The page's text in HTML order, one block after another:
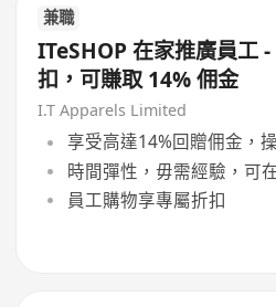
兼職
ITeSHOP 在家推廣員工
扣，可賺取 14% 佣金
I.T Apparels Limited
享受高達14%回贈佣金，
時間彈性，毋需經驗，可
員工購物享專屬折扣